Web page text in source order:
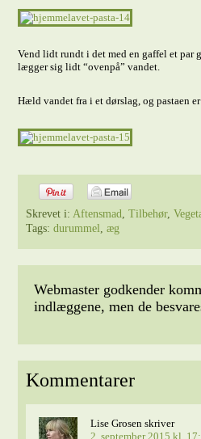
Vend lidt rundt i det med en gaffel et par
lægger sig lidt “ovenpå” vandet.
Hæld vandet fra i et dørslag, og pastaen
Skrevet i:Aftensmad,Tilbehør,
Tags:durummel,æg
Webmaster godkender
indlæggene, men de
Kommentarer
Lise Grosen skriver
2. september 2015 kl.